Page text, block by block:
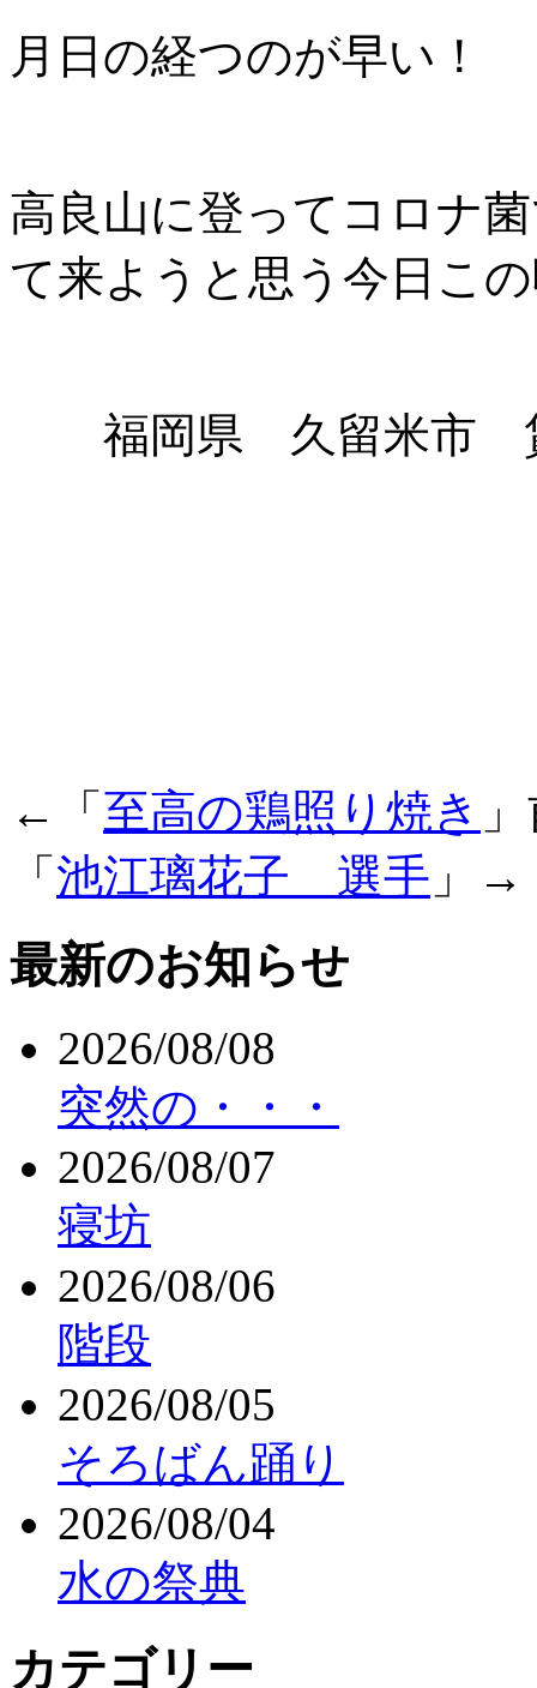
月日の経つのが早い！
高良山に登ってコロナ
て来ようと思う今日こ
福岡県 久留米市
←「 至高の鶏照り焼き
「 池江璃花子 選手 」→
最新のお知らせ
2026/08/08
突然の・・・
2026/08/07
寝坊
2026/08/06
階段
2026/08/05
そろばん踊り
2026/08/04
水の祭典
カテゴリー